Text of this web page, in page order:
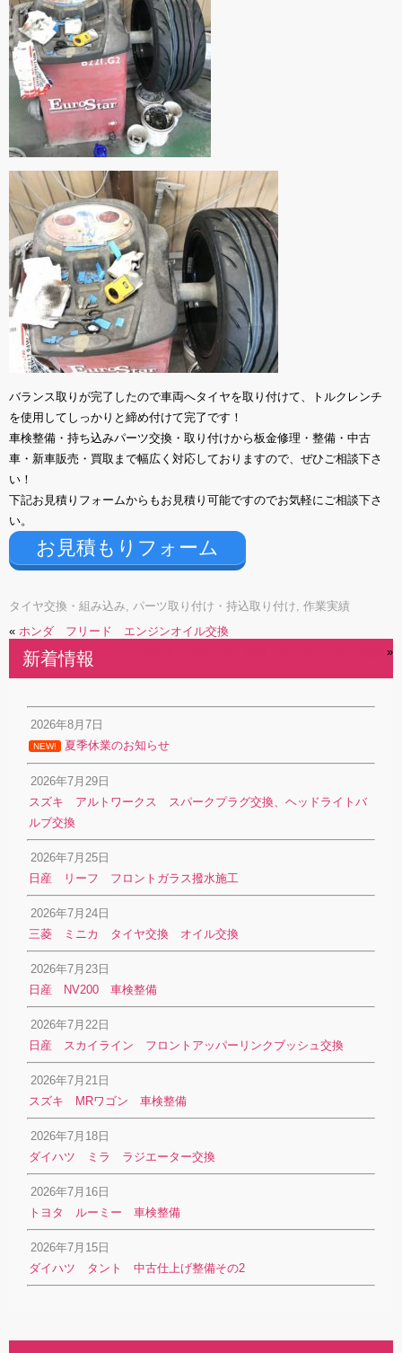
バランス取りが完了したので車両へタイヤを取り付けて、トルクレンチ
を使用してしっかりと締め付けて完了です！
車検整備・持ち込みパーツ交換・取り付けから板金修理・整備・中古
車・新車販売・買取まで幅広く対応しておりますので、ぜひご相談下さ
い！
下記お見積りフォームからもお見積り可能ですのでお気軽にご相談下さ
い。
お見積もりフォーム
タイヤ交換・組み込み, パーツ取り付け・持込取り付け, 作業実績
« ホンダ フリード エンジンオイル交換
»
新着情報
2026年8月7日
NEW! 夏季休業のお知らせ
2026年7月29日
スズキ アルトワークス スパークプラグ交換、ヘッドライトバ
ルブ交換
2026年7月25日
日産 リーフ フロントガラス撥水施工
2026年7月24日
三菱 ミニカ タイヤ交換 オイル交換
2026年7月23日
日産 NV200 車検整備
2026年7月22日
日産 スカイライン フロントアッパーリンクブッシュ交換
2026年7月21日
スズキ MRワゴン 車検整備
2026年7月18日
ダイハツ ミラ ラジエーター交換
2026年7月16日
トヨタ ルーミー 車検整備
2026年7月15日
ダイハツ タント 中古仕上げ整備その2